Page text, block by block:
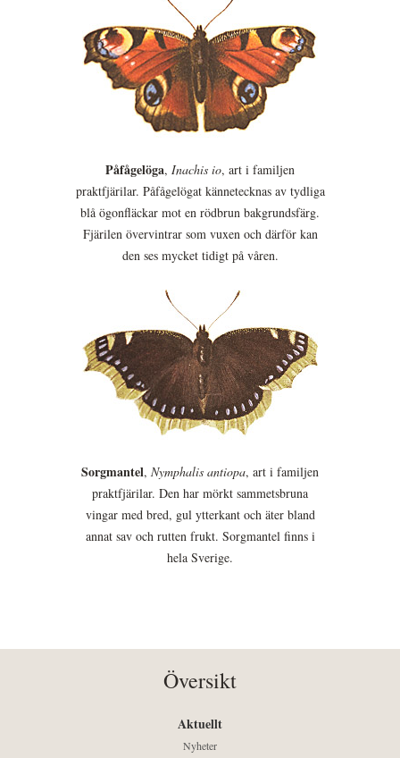
Påfågelöga, Inachis io, art i familjen
praktfjärilar. Påfågelögat kännetecknas av tydliga
blå ögonfläckar mot en rödbrun bakgrundsfärg.
Fjärilen övervintrar som vuxen och därför kan
den ses mycket tidigt på våren.
Sorgmantel, Nymphalis antiopa, art i familjen
praktfjärilar. Den har mörkt sammetsbruna
vingar med bred, gul ytterkant och äter bland
annat sav och rutten frukt. Sorgmantel finns i
hela Sverige.
Översikt
Aktuellt
Nyheter